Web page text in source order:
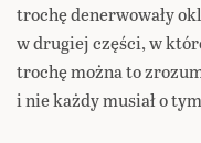
trochę denerwowały
w drugiej części, w
trochę można to
i nie każdy musiał o